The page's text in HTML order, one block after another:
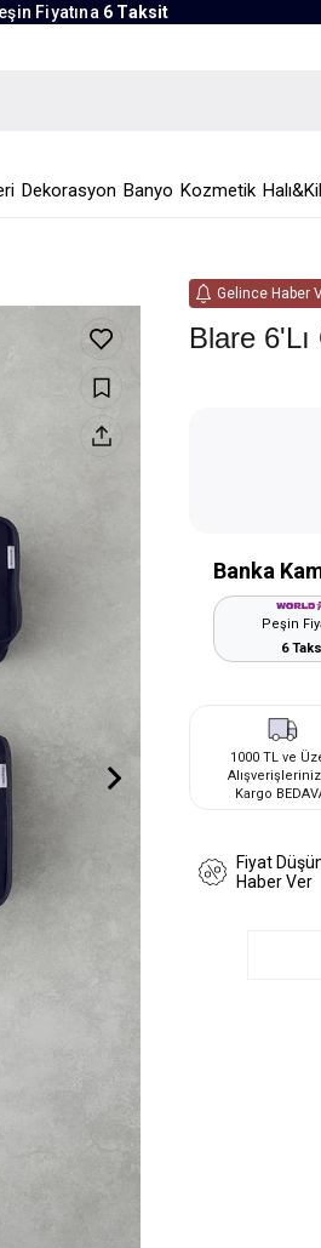
Fiyatına 6 Taksit
Dekorasyon Banyo Kozmetik
Gelince Haber
Blare 6'lı
Banka
Peşin
6
1000 TL ve
Kargo
Fiyat
Haber Ver